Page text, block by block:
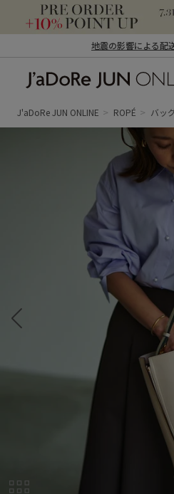
地震の影響による配
ン オンライン）
J'aDoRe JUN ONLINE ROPÉ バッ